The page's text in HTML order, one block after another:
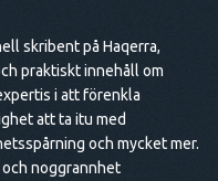
skribent på Haqerra,
praktiskt innehåll om
i att förenkla
att ta itu med
och mycket mer.
noggrannhet